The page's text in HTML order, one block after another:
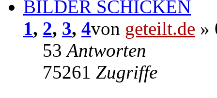
BILDER SCHICKEN
1, 2, 3, 4von geteilt.de »
53Antworten
75261 Zugriffe